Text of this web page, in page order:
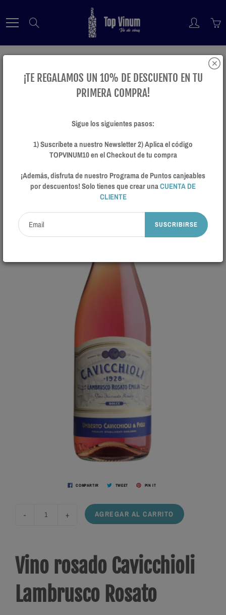
Content
¡TE REGALAMOS UN 10% DE DESCUENTO EN TU
PRIMERA COMPRA!
Sigue los siguientes pasos:
1) Suscríbete a nuestro Newsletter 2) Aplica el código
TOPVINUM10 en el Checkout de tu compra
¡Además, disfruta de nuestro Programa de Puntos canjeables
por descuentos! Solo tienes que crear unaCUENTA DE
CLIENTE
SUSCRIBIRSE
$ 249.00
COMPARTIR TWEET PIN IT
- + AGREGAR AL CARRITO
Vino rosado Cavicchioli
Lambrusco Rosato